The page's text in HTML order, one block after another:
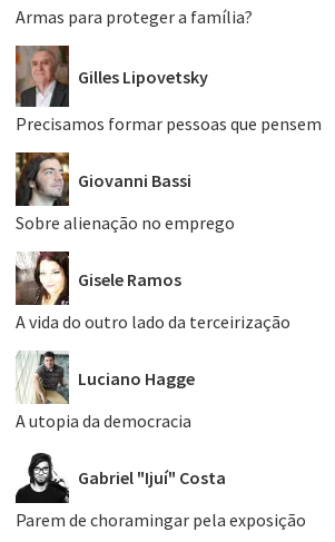
Armas para proteger a família?
Gilles Lipovetsky
Precisamos formar pessoas que pensem
Giovanni Bassi
Sobre alienação no emprego
Gisele Ramos
A vida do outro lado da terceirização
Luciano Hagge
A utopia da democracia
Gabriel "Ijuí" Costa
Parem de choramingar pela exposição